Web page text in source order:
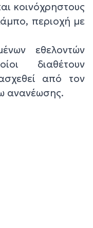
κοινόχρηστους
περιοχή με
εθελοντών
διαθέτουν
από τον
ανανέωσης.